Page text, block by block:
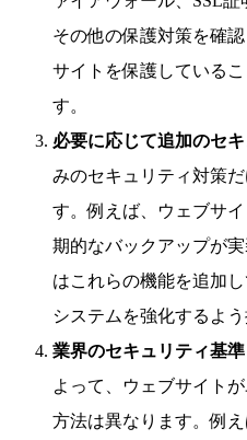
その他の保護対策を確
サイトを保護している
す。
必要に応じて追加のセ
みのセキュリティ対策
す。例えば、ウェブサイ
期的なバックアップが
はこれらの機能を追加
システムを強化するよう
業界のセキュリティ基
よって、ウェブサイト
方法は異なります。例